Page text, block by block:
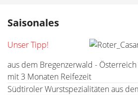
Saisonales
Unser Tipp!
aus dem Bregenzerwald -
mit 3 Monaten Reifezeit
Südtiroler Wurstspezialitäten aus